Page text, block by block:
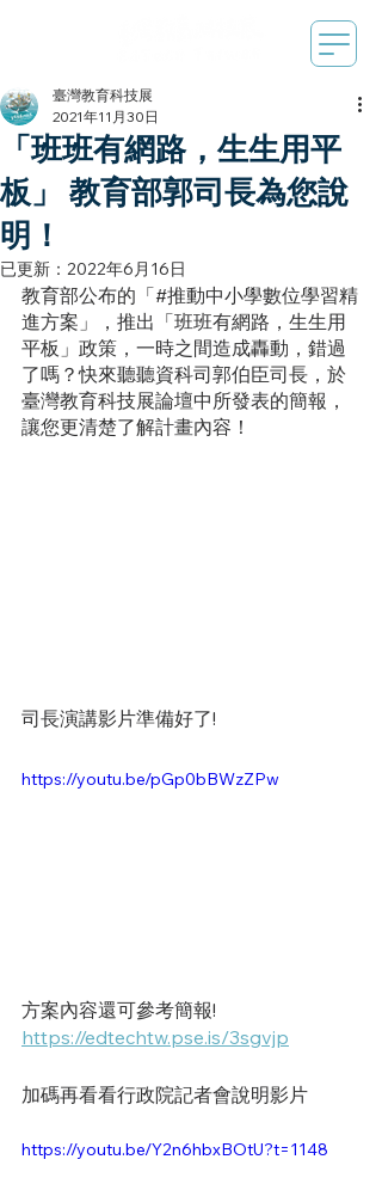
「班班有網路，生生用平
板」 教育部郭司長為您說
明！
臺灣教育科技展
2021年11月30日
已更新： 2022年6月16日
教育部公布的「#推動中小學數位學習精
進方案」
，推出「班班有網路，生生用
平板」政策，一時之間造成轟動，錯過
了嗎？快來聽聽資科司郭伯臣司長，於
臺灣教育科技展論壇中所發表的簡報，
讓您更清楚了解計畫內容！
司長演講影片準備好了!
https://youtu.be/pGp0bBWzZPw
方案內容還可參考簡報!
https://edtechtw.pse.is/3sgvjp
加碼再看看行政院記者會說明影片
https://youtu.be/Y2n6hbxBOtU?t=1148